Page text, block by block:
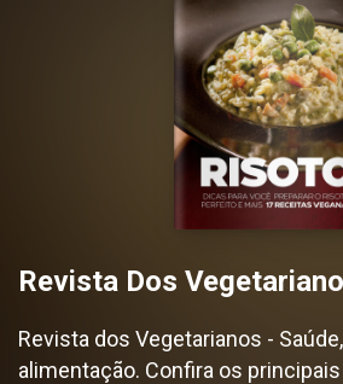
Revista Dos
Revista dos Vegetarianos -
alimentação. Confira os